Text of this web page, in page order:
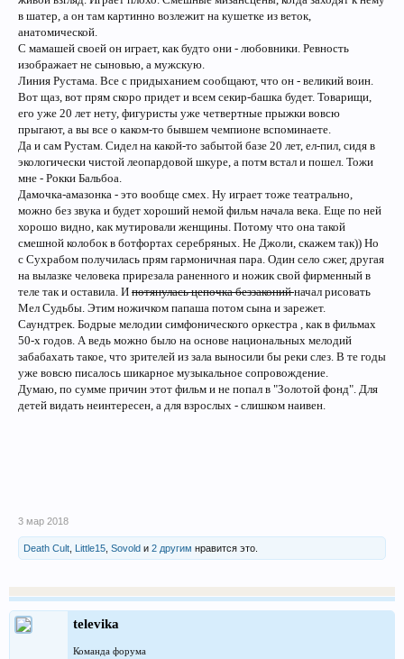
в шатер, а он там картинно возлежит на кушетке из веток,
анатомической.
С мамашей своей он играет, как будто они - любовники. Ревность
изображает не сыновью, а мужскую.
Линия Рустама. Все с придыханием сообщают, что он - великий воин.
Вот щаз, вот прям скоро придет и всем секир-башка будет. Товарищи,
его уже 20 лет нету, фигуристы уже четвертные прыжки вовсю
прыгают, а вы все о каком-то бывшем чемпионе вспоминаете.
Да и сам Рустам. Сидел на какой-то забытой базе 20 лет, ел-пил, сидя в
экологически чистой леопардовой шкуре, а потм встал и пошел. Тожи
мне - Рокки Бальбоа.
Дамочка-амазонка - это вообще смех. Ну играет тоже театрально,
можно без звука и будет хороший немой фильм начала века. Еще по ней
хорошо видно, как мутировали женщины. Потому что она такой
смешной колобок в ботфортах серебряных. Не Джоли, скажем так)) Но
с Сухрабом получилась прям гармоничная пара. Один село сжег, другая
на вылазке человека прирезала раненного и ножик свой фирменный в
теле так и оставила. И потянулась цепочка беззаконийначал рисовать
Мел Судьбы. Этим ножичком папаша потом сына и зарежет.
Саундтрек. Бодрые мелодии симфонического оркестра , как в фильмах
50-х годов. А ведь можно было на основе национальных мелодий
забабахать такое, что зрителей из зала выносили бы реки слез. В те годы
уже вовсю писалось шикарное музыкальное сопровождение.
Думаю, по сумме причин этот фильм и не попал в "Золотой фонд". Для
детей видать неинтересен, а для взрослых - слишком наивен.
3 мар 2018
Death Cult Little15 Sovold и 2 другим нравится это.
televika
Команда форума